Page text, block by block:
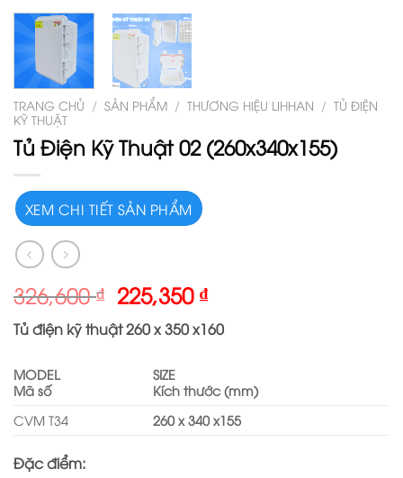
TRANG CHỦ / SẢN PHẨM / THƯƠNG HIỆU LIHHAN / TỦ ĐIỆN
KỸ THUẬT
Tủ Điện Kỹ Thuật 02 (260x340x155)
XEM CHI TIẾT SẢN PHẨM
326,600₫ 225,350₫
Tủ điện kỹ thuật 260 x 350 x160
MODEL
Mã số
SIZE
Kích thước (mm)
CVM T34
260 x 340 x155
Đặc điểm: